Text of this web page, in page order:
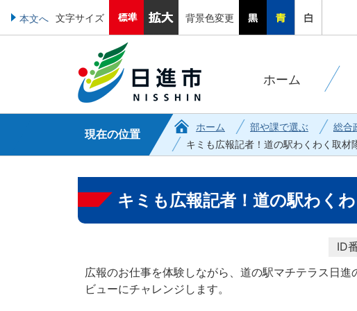
本文へ 文字サイズ 背景色変更
ホーム
現在の位置
ホーム 部や課で選ぶ 総合
キミも広報記者！道の駅わくわく取材
キミも広報記者！道の駅わく
ID
広報のお仕事を体験しながら、道の駅マチテラス日
ビューにチャレンジします。